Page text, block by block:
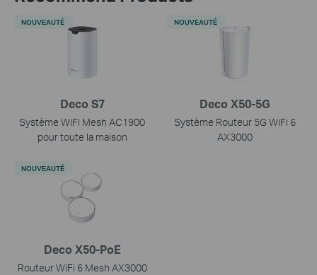
Deco S7
Système WiFI Mesh AC1900
pour toute la maison
NOUVEAUTÉ
Deco X50-5G
Système Routeur 5G WiFi 6
AX3000
NOUVEAUTÉ
Deco X50-PoE
Routeur WiFi 6 Mesh AX3000
NOUVEAUTÉ